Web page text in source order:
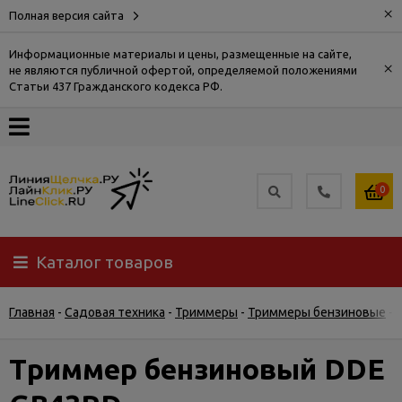
Полная версия сайта ×
Информационные материалы и цены, размещенные на сайте,
не являются публичной офертой, определяемой положениями
Статьи 437 Гражданского кодекса РФ.
×
О
Доставка
Самовывоз
Гарантия
0
Каталог товаров
Главная - Садовая техника - Триммеры - Триммеры бензиновые
Триммер бензиновый DDE